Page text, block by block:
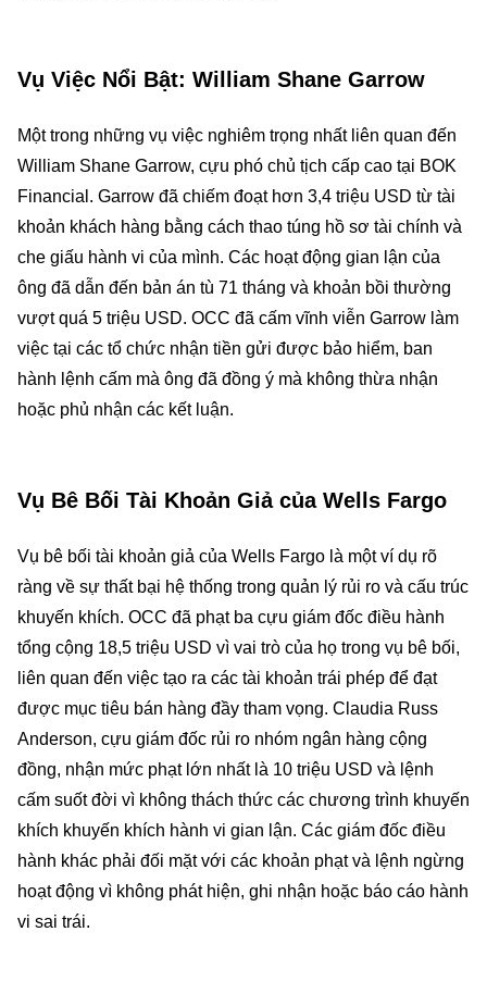
Vụ Việc Nổi Bật: William Shane Garrow
Một trong những vụ việc nghiêm trọng nhất liên quan đến
William Shane Garrow, cựu phó chủ tịch cấp cao tại BOK
Financial. Garrow đã chiếm đoạt hơn 3,4 triệu USD từ tài
khoản khách hàng bằng cách thao túng hồ sơ tài chính và
che giấu hành vi của mình. Các hoạt động gian lận của
ông đã dẫn đến bản án tù 71 tháng và khoản bồi thường
vượt quá 5 triệu USD. OCC đã cấm vĩnh viễn Garrow làm
việc tại các tổ chức nhận tiền gửi được bảo hiểm, ban
hành lệnh cấm mà ông đã đồng ý mà không thừa nhận
hoặc phủ nhận các kết luận.
Vụ Bê Bối Tài Khoản Giả của Wells Fargo
Vụ bê bối tài khoản giả của Wells Fargo là một ví dụ rõ
ràng về sự thất bại hệ thống trong quản lý rủi ro và cấu trúc
khuyến khích. OCC đã phạt ba cựu giám đốc điều hành
tổng cộng 18,5 triệu USD vì vai trò của họ trong vụ bê bối,
liên quan đến việc tạo ra các tài khoản trái phép để đạt
được mục tiêu bán hàng đầy tham vọng. Claudia Russ
Anderson, cựu giám đốc rủi ro nhóm ngân hàng cộng
đồng, nhận mức phạt lớn nhất là 10 triệu USD và lệnh
cấm suốt đời vì không thách thức các chương trình khuyến
khích khuyến khích hành vi gian lận. Các giám đốc điều
hành khác phải đối mặt với các khoản phạt và lệnh ngừng
hoạt động vì không phát hiện, ghi nhận hoặc báo cáo hành
vi sai trái.